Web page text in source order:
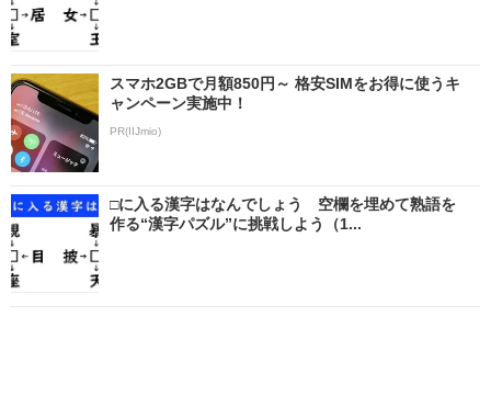
スマホ2GBで月額850円～ 格安SIMをお得に使うキ
ャンペーン実施中！
PR(IIJmio)
□に入る漢字はなんでしょう 空欄を埋めて熟語を
作る“漢字パズル”に挑戦しよう（1...